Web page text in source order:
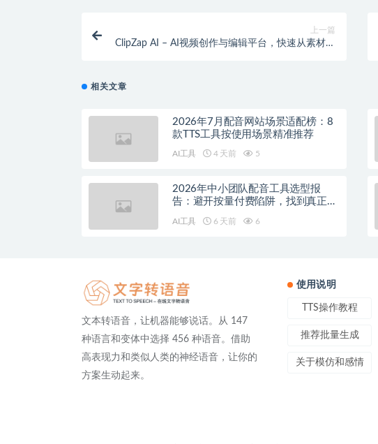
上一篇
ClipZap AI – AI视频创作与编辑平台，快速从素材中
相关文章
2026年7月配音网站场景适配榜：8
款TTS工具按使用场景精准推荐
AI工具 4 天前 5
2026年中小团队配音工具选型报
告：避开按量付费陷阱，找到真正的
AI工具 6 天前 6
文本转语音，让机器能够说话。从 147
种语言和变体中选择 456 种语音。借助
高表现力和类似人类的神经语音，让你的
方案生动起来。
使用说明
TTS操作教程
推荐批量生成
关于模仿和感情